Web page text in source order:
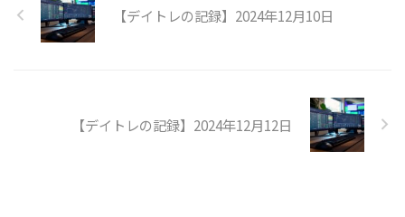
【デイトレの記録】2024年12月10日
【デイトレの記録】2024年12月12日